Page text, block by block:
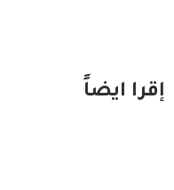
إقرا ايضاً